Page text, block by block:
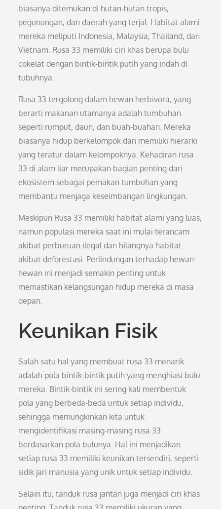
biasanya ditemukan di hutan-hutan tropis,
pegunungan, dan daerah yang terjal. Habitat alami
mereka meliputi Indonesia, Malaysia, Thailand, dan
Vietnam. Rusa 33 memiliki ciri khas berupa bulu
cokelat dengan bintik-bintik putih yang indah di
tubuhnya.
Rusa 33 tergolong dalam hewan herbivora, yang
berarti makanan utamanya adalah tumbuhan
seperti rumput, daun, dan buah-buahan. Mereka
biasanya hidup berkelompok dan memiliki hierarki
yang teratur dalam kelompoknya. Kehadiran rusa
33 di alam liar merupakan bagian penting dari
ekosistem sebagai pemakan tumbuhan yang
membantu menjaga keseimbangan lingkungan.
Meskipun Rusa 33 memiliki habitat alami yang luas,
namun populasi mereka saat ini mulai terancam
akibat perburuan ilegal dan hilangnya habitat
akibat deforestasi. Perlindungan terhadap hewan-
hewan ini menjadi semakin penting untuk
memastikan kelangsungan hidup mereka di masa
depan.
Keunikan Fisik
Salah satu hal yang membuat rusa 33 menarik
adalah pola bintik-bintik putih yang menghiasi bulu
mereka. Bintik-bintik ini sering kali membentuk
pola yang berbeda-beda untuk setiap individu,
sehingga memungkinkan kita untuk
mengidentifikasi masing-masing rusa 33
berdasarkan pola bulunya. Hal ini menjadikan
setiap rusa 33 memiliki keunikan tersendiri, seperti
sidik jari manusia yang unik untuk setiap individu.
Selain itu, tanduk rusa jantan juga menjadi ciri khas